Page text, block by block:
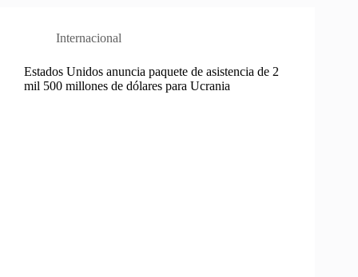
Internacional
Estados Unidos anuncia paquete de asistencia de 2
mil 500 millones de dólares para Ucrania